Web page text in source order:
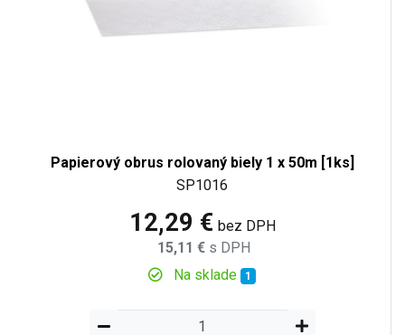
Papierový obrus rolovaný biely 1 x 50m [1ks]
SP1016
12,29 € bez DPH
15,11 € s DPH
Na sklade 1